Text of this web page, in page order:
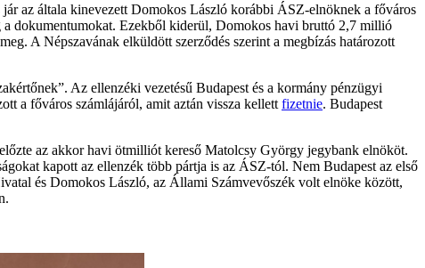
az általa kinevezett Domokos László korábbi ÁSZ-elnöknek a főváros
a dokumentumokat. Ezekből kiderül, Domokos havi bruttó 2,7 millió
A Népszavának elküldött szerződés szerint a megbízás határozott
Az ellenzéki vezetésű Budapest és a kormány pénzügyi
a főváros számlájáról, amit aztán vissza kellett fizetnie. Budapest
az akkor havi ötmilliót kereső Matolcsy György jegybank elnököt.
kapott az ellenzék több pártja is az ÁSZ-tól. Nem Budapest az első
és Domokos László, az Állami Számvevőszék volt elnöke között,